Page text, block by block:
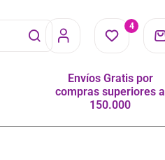
4
Envíos Gratis por
compras superiores a
150.000